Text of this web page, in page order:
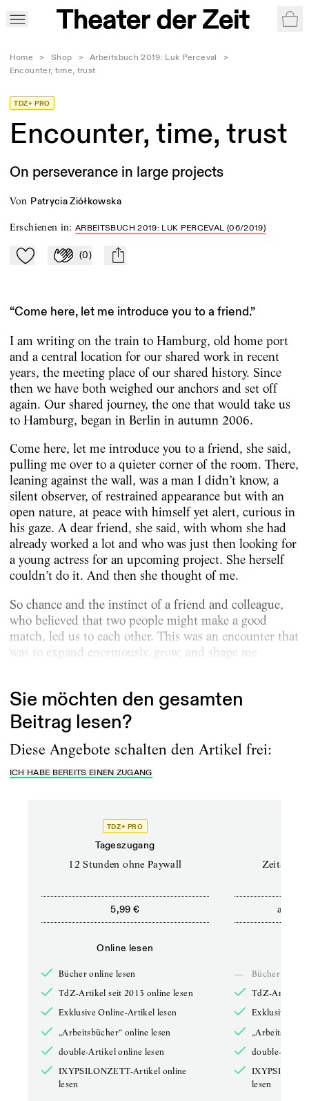
Home > Shop > Arbeitsbuch 2019: Luk Perceval
>
Encounter, time, trust
TDZ+ PRO
Encounter, time, trust
On perseverance in large projects
von Patrycia Ziółkowska
Erschienen in:ARBEITSBUCH 2019: LUK PERCEVAL (06/2019)
Zu Mein-TdZ hinzufügen
Applaudieren
(0) mail
“Come here, let me introduce you to a friend.”
I am writing on the train to Hamburg, old home port
and a central location for our shared work in recent
years, the meeting place of our shared history. Since
then we have both weighed our anchors and set off
again. Our shared journey, the one that would take us
to Hamburg, began in Berlin in autumn 2006.
Come here, let me introduce you to a friend, she said,
pulling me over to a quieter corner of the room. There,
leaning against the wall, was a man I didn’t know, a
silent observer, of restrained appearance but with an
open nature, at peace with himself yet alert, curious in
his gaze. A dear friend, she said, with whom she had
already worked a lot and who was just then looking for
a young actress for an upcoming project. She herself
couldn’t do it. And then she thought of me.
So chance and the instinct of a friend and colleague,
who believed that two people might make a good
match, led us to each other. This was an encounter that
was to expand enormously, grow, and shape me
Sie möchten den gesamten
Beitrag lesen?
Diese Angebote schalten den Artikel frei:
ICH HABE BEREITS EINEN ZUGANG
TDZ+ PRO
Tageszugang
12 Stunden ohne Paywall
5,99 €
Online lesen
Bücher online lesen
TdZ-Artikel seit 2013 online lesen
Exklusive Online-Artikel lesen
„Arbeitsbücher“ online lesen
double-Artikel online lesen
IXYPSILONZETT-Artikel online
lesen
ab
—
Bücher online
TdZ-Artikel
Exklusive
double-
lesen